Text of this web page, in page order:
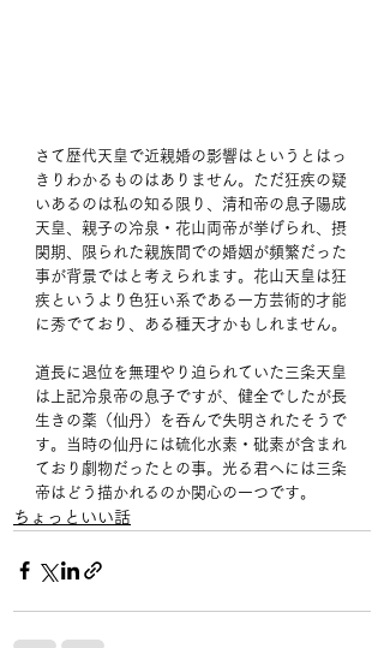
さて歴代天皇で近親婚の影響はというとはっ
きりわかるものはありません。ただ狂疾の疑
いあるのは私の知る限り、清和帝の息子陽成
天皇、親子の冷泉・花山両帝が挙げられ、摂
関期、限られた親族間での婚姻が頻繁だった
事が背景ではと考えられます。花山天皇は狂
疾というより色狂い系である一方芸術的才能
に秀でており、ある種天才かもしれません。
道長に退位を無理やり迫られていた三条天皇
は上記冷泉帝の息子ですが、健全でしたが長
生きの薬（仙丹）を呑んで失明されたそうで
す。当時の仙丹には硫化水素・砒素が含まれ
ており劇物だったとの事。光る君へには三条
帝はどう描かれるのか関心の一つです。
ちょっといい話